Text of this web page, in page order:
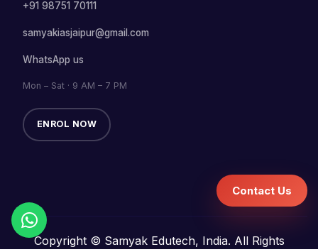
+91 98751 70111
samyakiasjaipur@gmail.com
WhatsApp us
Mon – Sat · 9 AM – 7 PM
ENROL NOW
Copyright © Samyak Edutech, India. All Rights
Contact Us